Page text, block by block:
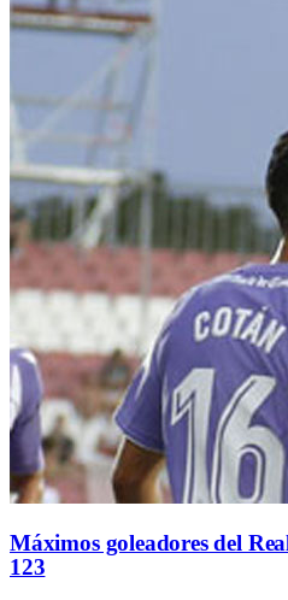
Máximos goleadores del
123